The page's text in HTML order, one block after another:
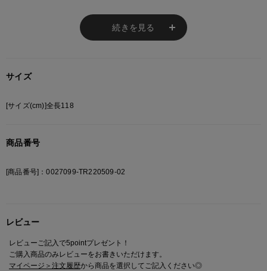
【選べるスマホショルダー】ストラップホール付き クリアスマホ
※ご注意
す。
す。 ご注文が殺到した場合ズレが生じ 欠品となる場合があります。
続きを見る
サイズ
[サイズ(cm)]全長118
商品番号
[商品番号]：0027099-TR220509-02
レビュー
レビューご記入で5pointプレゼント！
ご購入商品のみレビューをお書きいただけます。
マイページ＞注文履歴から商品を選択してご記入ください◎